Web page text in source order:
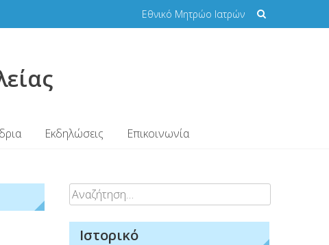
Εθνικό Μητρώο Ιατρών
Εκδηλώσεις Επικοινωνία
Αναζήτηση
για:
Ιστορικό